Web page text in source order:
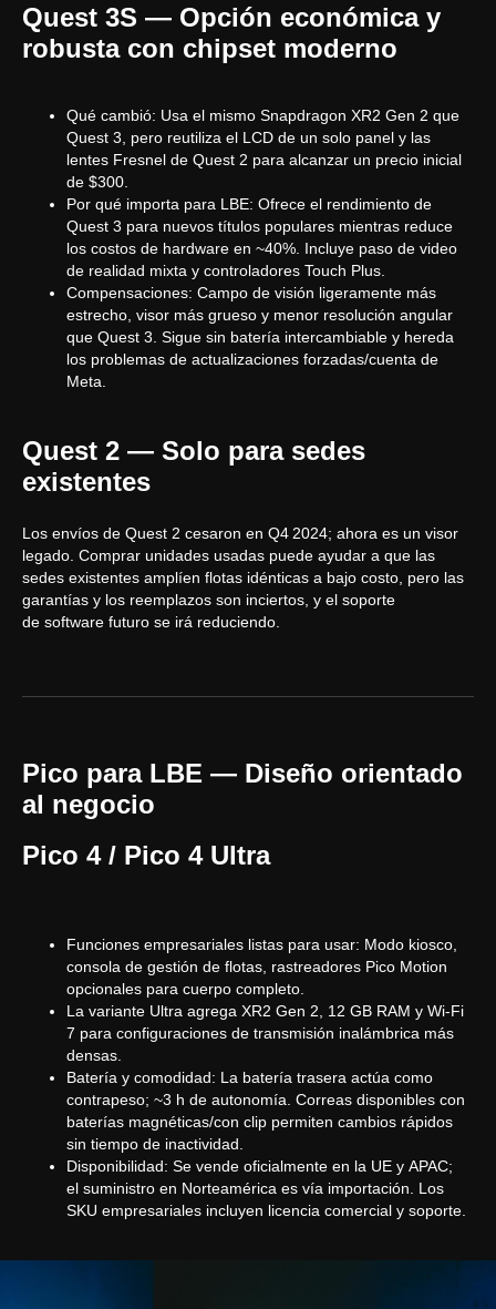
Quest 3S — Opción económica y
robusta con chipset moderno
Qué cambió: Usa el mismo Snapdragon XR2 Gen 2 que
Quest 3, pero reutiliza el LCD de un solo panel y las
lentes Fresnel de Quest 2 para alcanzar un precio inicial
de $300.
Por qué importa para LBE: Ofrece el rendimiento de
Quest 3 para nuevos títulos populares mientras reduce
los costos de hardware en ~40%. Incluye paso de video
de realidad mixta y controladores Touch Plus.
Compensaciones: Campo de visión ligeramente más
estrecho, visor más grueso y menor resolución angular
que Quest 3. Sigue sin batería intercambiable y hereda
los problemas de actualizaciones forzadas/cuenta de
Meta.
Quest 2 — Solo para sedes
existentes
Los envíos de Quest 2 cesaron en Q4 2024; ahora es un visor
legado. Comprar unidades usadas puede ayudar a que las
sedes existentes amplíen flotas idénticas a bajo costo, pero las
garantías y los reemplazos son inciertos, y el soporte
de software futuro se irá reduciendo.
Pico para LBE — Diseño orientado
al negocio
Pico 4 / Pico 4 Ultra
Funciones empresariales listas para usar: Modo kiosco,
consola de gestión de flotas, rastreadores Pico Motion
opcionales para cuerpo completo.
La variante Ultra agrega XR2 Gen 2, 12 GB RAM y Wi-Fi
7 para configuraciones de transmisión inalámbrica más
densas.
Batería y comodidad: La batería trasera actúa como
contrapeso; ~3 h de autonomía. Correas disponibles con
baterías magnéticas/con clip permiten cambios rápidos
sin tiempo de inactividad.
Disponibilidad: Se vende oficialmente en la UE y APAC;
el suministro en Norteamérica es vía importación. Los
SKU empresariales incluyen licencia comercial y soporte.